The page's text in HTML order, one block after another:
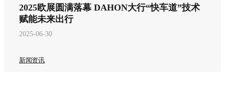
2025欧展圆满落幕 DAHON大行“快车道”技术
赋能未来出行
2025-06-30
新闻资讯